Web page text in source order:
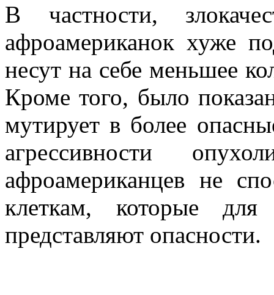
В частности,
афроамериканок хуже
несут на себе меньшее
Кроме того, было
мутирует в более
агрессивности
афроамериканцев не
клеткам, которые
представляют опасности.